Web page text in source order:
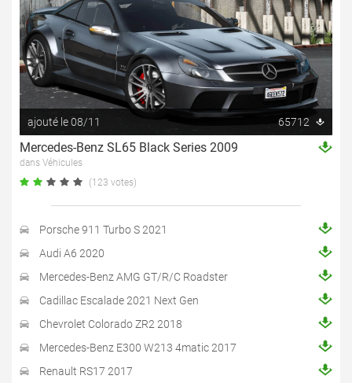
ajouté le 08/11 65712
Mercedes-Benz SL65 Black Series 2009
dans Véhicules
(123 votes)
Porsche 911 Turbo S 2021
Audi A6 2020
Mercedes-Benz AMG GT/R/C Roadster
Cadillac Escalade 2021 Next Gen
Chevrolet Colorado ZR2 2018
Mercedes-Benz E300 W213 4matic 2017
Renault RS17 2017